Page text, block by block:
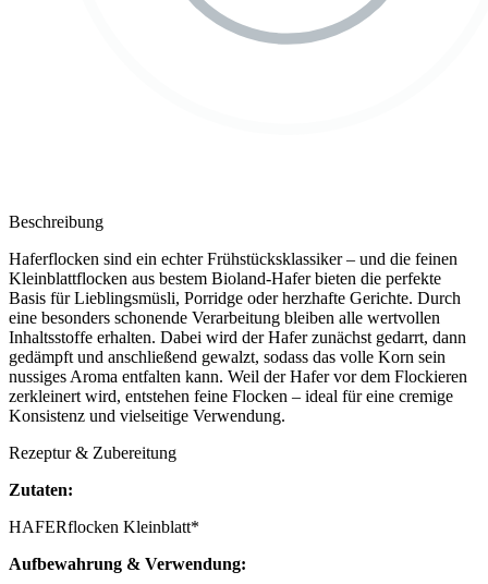
Beschreibung
Haferflocken sind ein echter Frühstücksklassiker – und die feinen
Kleinblattflocken aus bestem Bioland-Hafer bieten die perfekte
Basis für Lieblingsmüsli, Porridge oder herzhafte Gerichte. Durch
eine besonders schonende Verarbeitung bleiben alle wertvollen
Inhaltsstoffe erhalten. Dabei wird der Hafer zunächst gedarrt, dann
gedämpft und anschließend gewalzt, sodass das volle Korn sein
nussiges Aroma entfalten kann. Weil der Hafer vor dem Flockieren
zerkleinert wird, entstehen feine Flocken – ideal für eine cremige
Konsistenz und vielseitige Verwendung.
Rezeptur & Zubereitung
Zutaten:
HAFERflocken Kleinblatt*
Aufbewahrung & Verwendung: